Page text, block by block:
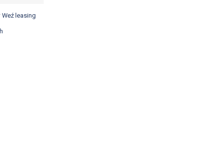
leasing